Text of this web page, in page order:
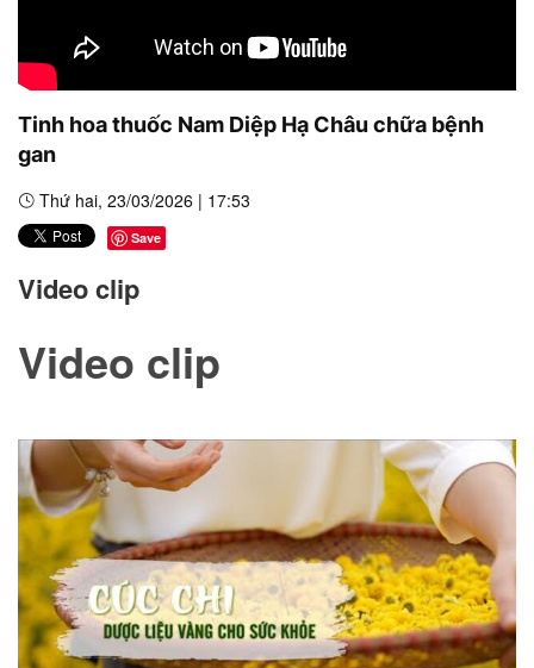
Tinh hoa thuốc Nam Diệp Hạ Châu chữa bệnh
gan
Thứ hai, 23/03/2026 | 17:53
Save
Video clip
Video clip